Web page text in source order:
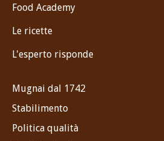
Food Academy
Le ricette
L'esperto risponde
Mugnai dal 1742
Stabilimento
Politica qualità